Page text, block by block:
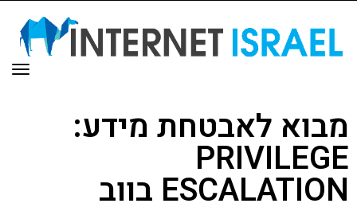
מבוא לאבטחת מידע:
PRIVILEGE
ESCALATION בווב